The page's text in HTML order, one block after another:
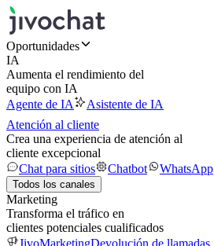
Oportunidades
IA
Aumenta el rendimiento del
equipo con IA
Agente de IA
Asistente de IA
Atención al cliente
Crea una experiencia de atención al
cliente excepcional
Chat para sitios
Chatbot WhatsApp
Todos los canales
Marketing
Transforma el tráfico en
clientes potenciales cualificados
JivoMarketingDevolución de llamadas